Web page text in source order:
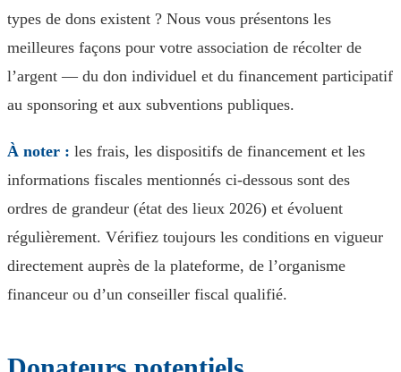
types de dons existent ? Nous vous présentons les
meilleures façons pour votre association de récolter de
l’argent — du don individuel et du financement participatif
au sponsoring et aux subventions publiques.
À noter : les frais, les dispositifs de financement et les
informations fiscales mentionnés ci-dessous sont des
ordres de grandeur (état des lieux 2026) et évoluent
régulièrement. Vérifiez toujours les conditions en vigueur
directement auprès de la plateforme, de l’organisme
financeur ou d’un conseiller fiscal qualifié.